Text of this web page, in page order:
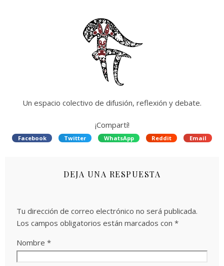
Un espacio colectivo de difusión, reflexión y debate.
¡Compartí!
Facebook Twitter WhatsApp Reddit Email
DEJA UNA RESPUESTA
Tu dirección de correo electrónico no será publicada.
Los campos obligatorios están marcados con *
Nombre *